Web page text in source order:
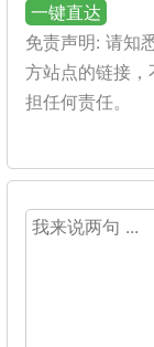
一键直达
免责声明: 请知
方站点的链接
担任何责任。